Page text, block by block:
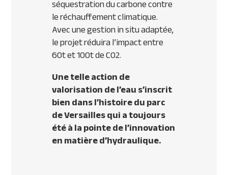
séquestration du carbone contre
le réchauffement climatique.
Avec une gestion in situ adaptée,
le projet réduira l’impact entre
60t et 100t de C02.
Une telle action de
valorisation de l’eau s’inscrit
bien dans l’histoire du parc
de Versailles qui a toujours
été à la pointe de l’innovation
en matière d’hydraulique.